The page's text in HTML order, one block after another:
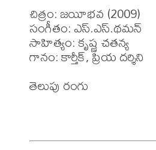
చిత్రం: జయీభవ (2009)
సంగీతం: ఎస్.ఎస్.థమన్
సాహిత్యం: కృష్ణ చతన్య
గానం: కార్తీక్, ప్రియ దర్శిని
తెలుపు రంగు